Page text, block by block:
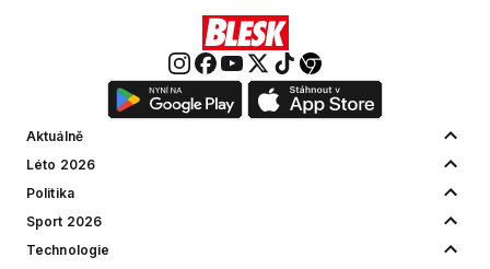
Aktuálně
Léto 2026
Politika
Sport 2026
Technologie